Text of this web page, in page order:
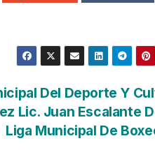
Del Deporte Y
Lic. Juan Escalante
Liga Municipal De